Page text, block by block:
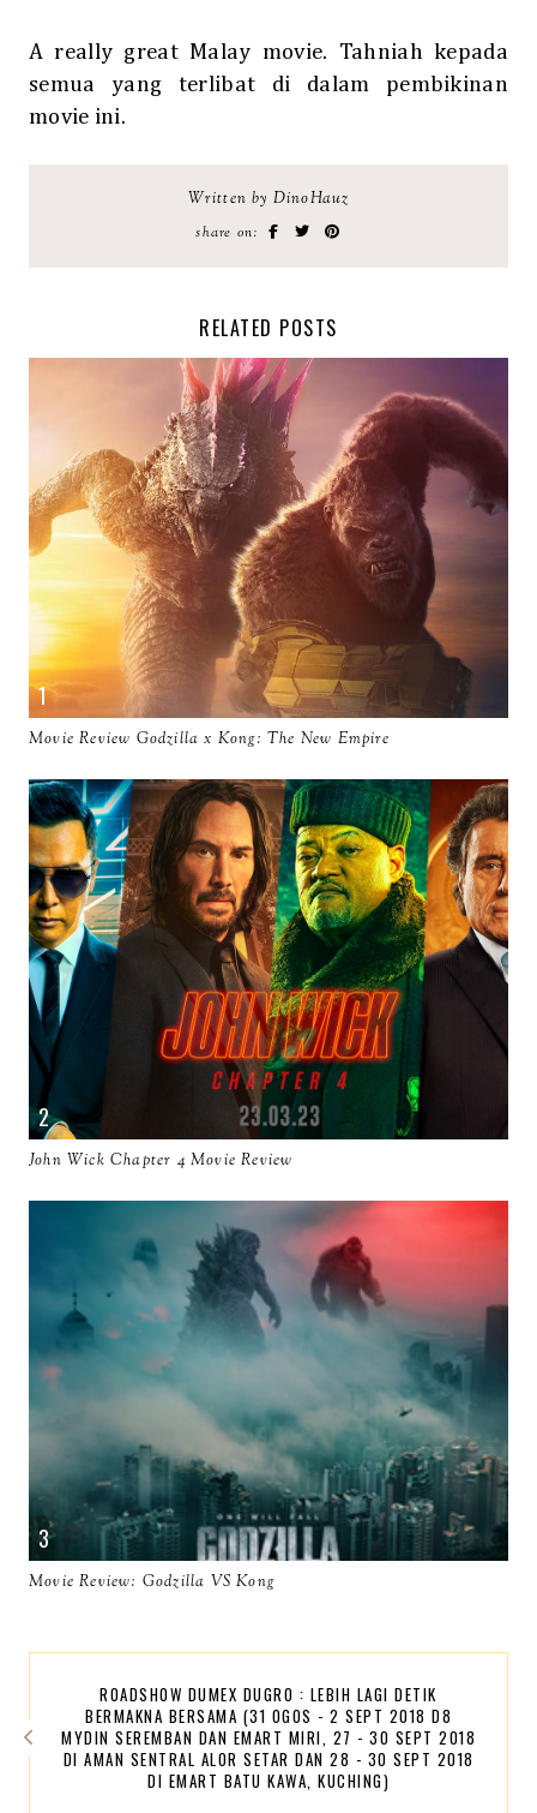
A really great Malay movie. Tahniah kepada
semua yang terlibat di dalam pembikinan
movie ini.
Written by DinoHauz
share on:
RELATED POSTS
Movie Review Godzilla x Kong: The New Empire
John Wick Chapter 4 Movie Review
Movie Review: Godzilla VS Kong
ROADSHOW DUMEX DUGRO : LEBIH LAGI DETIK
BERMAKNA BERSAMA (31 OGOS - 2 SEPT 2018 D8
MYDIN SEREMBAN DAN EMART MIRI, 27 - 30 SEPT 2018
DI AMAN SENTRAL ALOR SETAR DAN 28 - 30 SEPT 2018
DI EMART BATU KAWA, KUCHING)